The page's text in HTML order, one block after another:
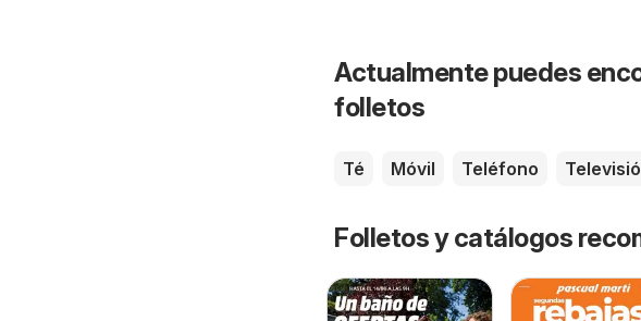
Actualmente puedes
folletos
Té Móvil Teléfono
Folletos y catálogos